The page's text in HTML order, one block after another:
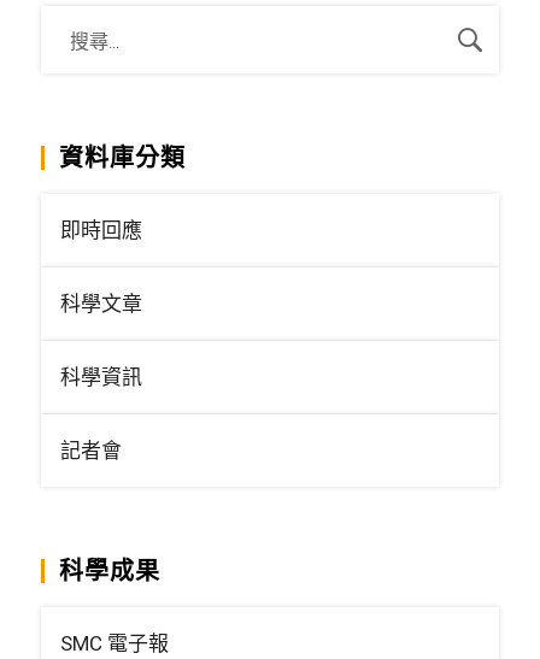
資料庫分類
即時回應
科學文章
科學資訊
記者會
科學成果
SMC 電子報